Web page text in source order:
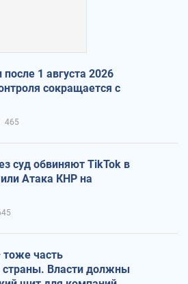
1 августа 2026
сокращается с
465
суд обвиняют TikTok в
Атака КНР на
тоже часть
страны. Власти должны